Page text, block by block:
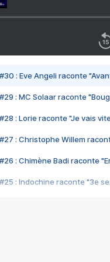
#30 : Eve Angeli raconte
#29 : MC Solaar raconte
#28 : Lorie raconte "Je vais
#27 : Christophe Willem
#26 : Chimène Badi raconte
#25 : Indochine raconte "3e